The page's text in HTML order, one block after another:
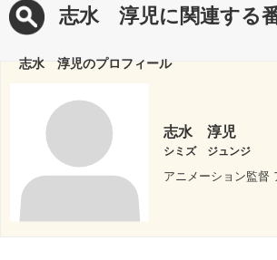
志水 淳児に関連する
志水 淳児のプロフィール
志水 淳児
シミズ ジュンジ
アニメーション監督